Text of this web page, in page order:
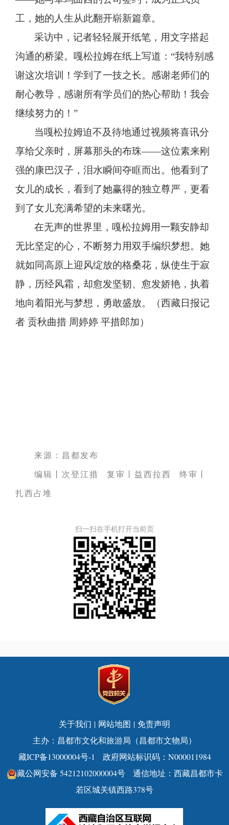
工，她的人生从此翻开崭新篇章。
采访中，记者轻轻展开纸笔，用文字搭起
沟通的桥梁。嘎松拉姆在纸上写道： “我特别感
谢这次培训！学到了一技之长。感谢老师们的
耐心教导，感谢所有学员们的热心帮助！我会
继续努力的！”
当嘎松拉姆迫不及待地通过视频将喜讯分
享给父亲时，屏幕那头的布珠——这位素来刚
强的康巴汉子，泪水瞬间夺眶而出。他看到了
女儿的成长，看到了她赢得的独立尊严，更看
到了女儿充满希望的未来曙光。
在无声的世界里，嘎松拉姆用一颗安静却
无比坚定的心，不断努力用双手编织梦想。她
就如同高原上迎风绽放的格桑花，纵使生于寂
静，历经风霜，却愈发坚韧、愈发娇艳，执着
地向着阳光与梦想，勇敢盛放。
（西藏日报记
者 贡秋曲措 周婷婷 平措郎加）
来源：昌都发布
编辑丨次登江措 复审丨益西拉西 终审丨
扎西占堆
扫一扫在手机打开当前页
关于我们 | 网站地图 | 免责声明
主办：昌都市文化和旅游局（昌都市文物局）
藏ICP备13000004号-1
政府网站标识码：N000011984
藏公网安备 54212102000004号
通信地址：西藏昌都市卡
若区城关镇西路378号